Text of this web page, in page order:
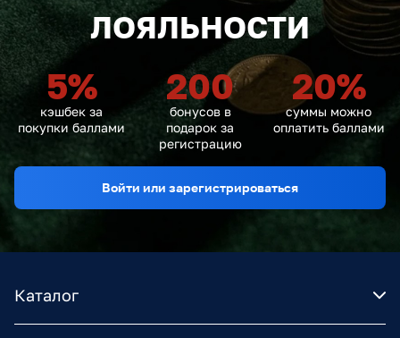
ЛОЯЛЬНОСТИ
5%
кэшбек за
покупки баллами
200
бонусов в
подарок за
регистрацию
20%
суммы можно
оплатить баллами
Войти или зарегистрироваться
Каталог